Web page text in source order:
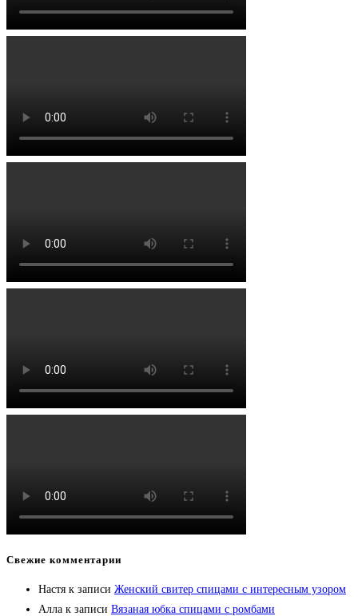
Свежие комментарии
Настя к записи Женский свитер спицами с интересным узором
Алла к записи Вязаная юбка спицами с ромбами